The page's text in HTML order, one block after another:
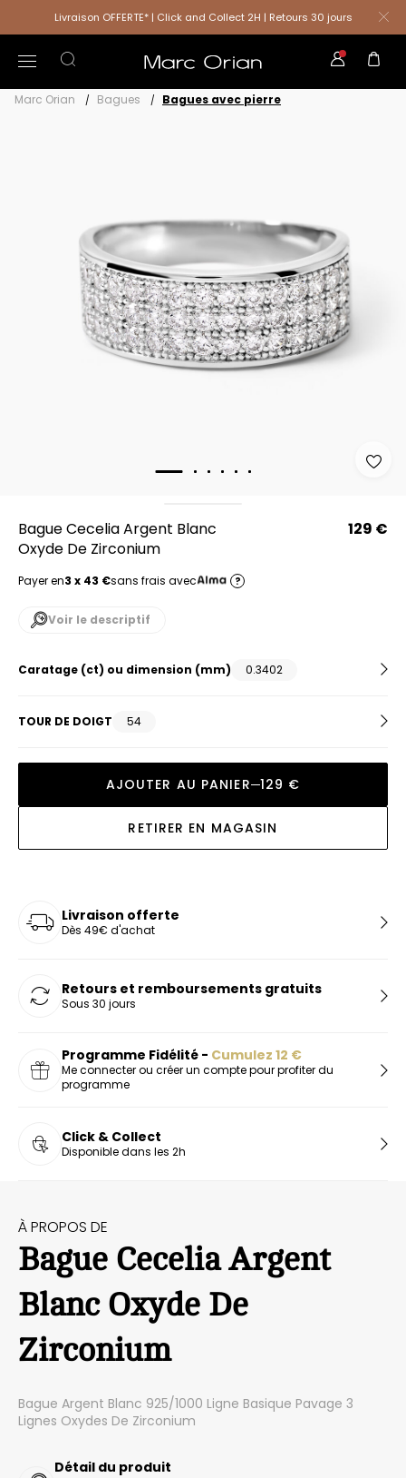
Livraison OFFERTE* | Click and Collect 2H | Retours 30 jours
Marc Orian Bagues Bagues avec pierre
Bague Cecelia Argent Blanc
Oxyde De Zirconium
129 €
Payer en3 x 43 €sans frais avec ?
Voir le descriptif
Caratage (ct) ou dimension (mm) 0.3402
TOUR DE DOIGT 54
AJOUTER AU PANIER 129 €
RETIRER EN MAGASIN
Livraison offerte
Dès 49€ d'achat
Retours et remboursements gratuits
Sous 30 jours
Programme Fidélité - Cumulez 12 €
Me connecter ou créer un compte pour profiter du
programme
Click & Collect
Disponible dans les 2h
À PROPOS DE
Bague Cecelia Argent
Blanc Oxyde De
Zirconium
Bague Argent Blanc 925/1000 Ligne Basique Pavage 3
Lignes Oxydes De Zirconium
Détail du produit